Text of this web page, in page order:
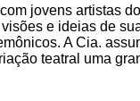
jovens artistas
e ideias de
A Cia.
teatral uma